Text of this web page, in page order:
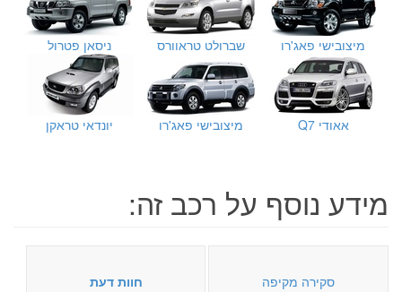
מיצובישי פאג'רו שברולט טראוורס ניסאן פטרול
אאודי Q7 מיצובישי פאג'רו יונדאי טראקן
מידע נוסף על רכב זה:
סקירה מקיפה חוות דעת